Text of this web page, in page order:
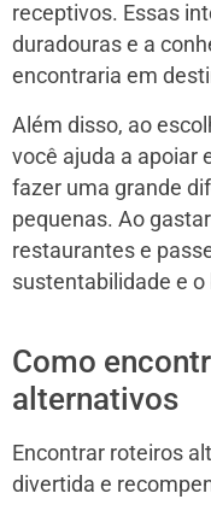
receptivos. Essas
duradouras e a
encontraria em
Além disso, ao
você ajuda a apoiar
fazer uma grande
pequenas. Ao
restaurantes e
sustentabilidade e
Como
alternativos
Encontrar roteiros
divertida e